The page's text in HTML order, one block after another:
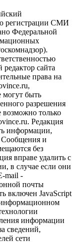
регистрации СМИ
Федеральной
сайта
права на
быть
разрешения
возможно только
Редакция
информации,
Сообщения и
без
вправе удалить с
в случае если они
mail -
почты
включен JavaScript
информации
сведений,
сети